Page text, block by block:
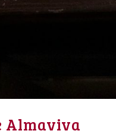
Almaviva